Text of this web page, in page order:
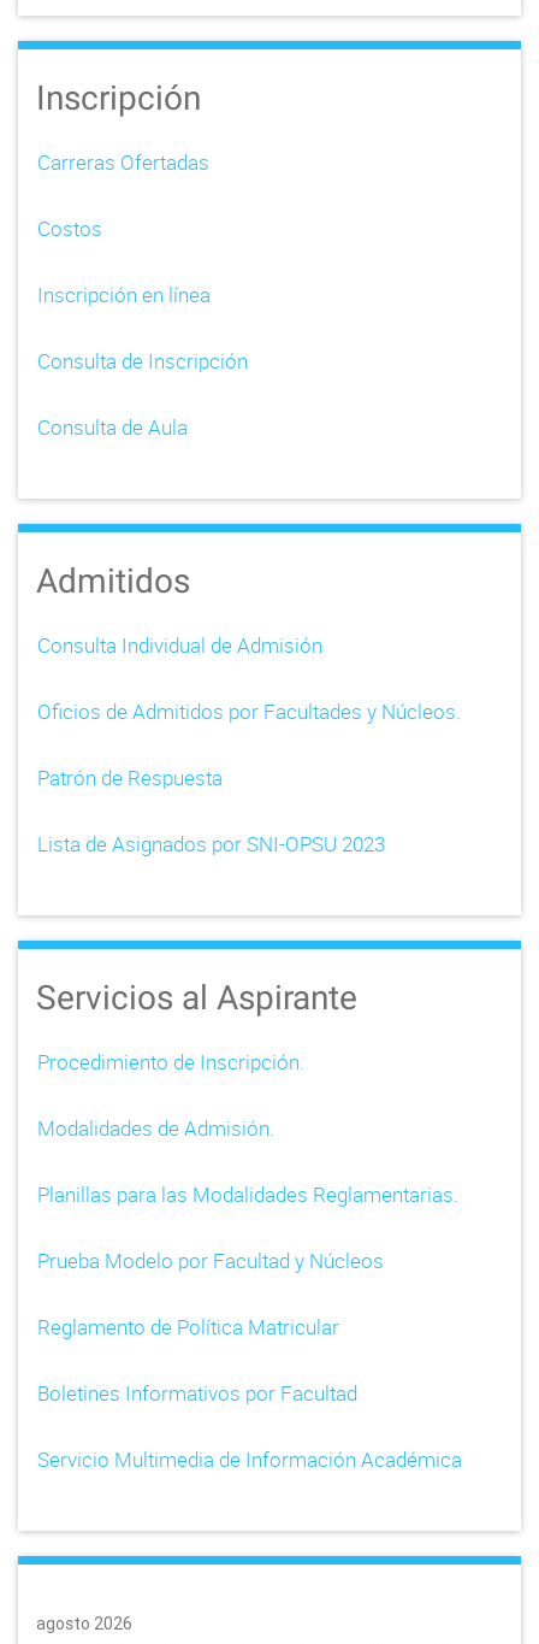
Inscripción
Carreras Ofertadas
Costos
Inscripción en línea
Consulta de Inscripción
Consulta de Aula
Admitidos
Consulta Individual de Admisión
Oficios de Admitidos por Facultades y Núcleos.
Patrón de Respuesta
Lista de Asignados por SNI-OPSU 2023
Servicios al Aspirante
Procedimiento de Inscripción.
Modalidades de Admisión.
Planillas para las Modalidades Reglamentarias.
Prueba Modelo por Facultad y Núcleos
Reglamento de Política Matricular
Boletines Informativos por Facultad
Servicio Multimedia de Información Académica
agosto 2026